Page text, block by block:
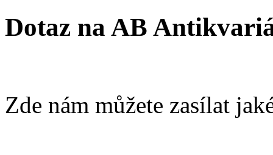
Dotaz na AB
Zde nám můžete zasílat